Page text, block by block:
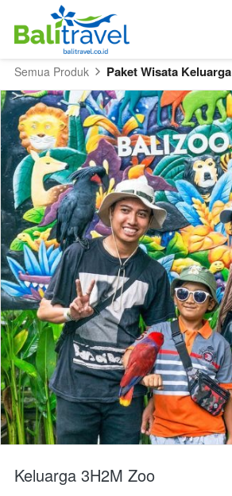
Semua Produk Paket Wisata Keluarga
Keluarga 3H2M Zoo